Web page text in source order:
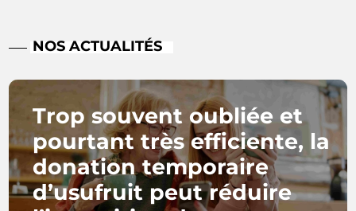
NOS ACTUALITÉS
Trop souvent oubliée et
pourtant très efficiente, la
donation temporaire
d’usufruit peut réduire